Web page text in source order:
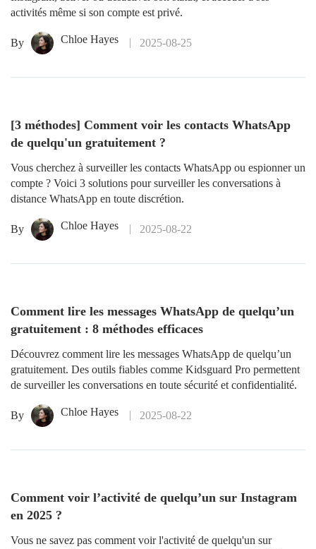
activités même si son compte est privé.
By Chloe Hayes 2025-08-25
[3 méthodes] Comment voir les contacts WhatsApp
de quelqu'un gratuitement ?
Vous cherchez à surveiller les contacts WhatsApp ou espionner un
compte ? Voici 3 solutions pour surveiller les conversations à
distance WhatsApp en toute discrétion.
By Chloe Hayes 2025-08-22
Comment lire les messages WhatsApp de quelqu’un
gratuitement : 8 méthodes efficaces
Découvrez comment lire les messages WhatsApp de quelqu’un
gratuitement. Des outils fiables comme Kidsguard Pro permettent
de surveiller les conversations en toute sécurité et confidentialité.
By Chloe Hayes 2025-08-22
Comment voir l’activité de quelqu’un sur Instagram
en 2025 ?
Vous ne savez pas comment voir l'activité de quelqu'un sur